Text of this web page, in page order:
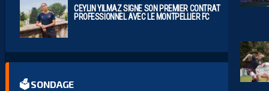
CEYLIN YILMAZ SIGNE SON PREMIER CONTRAT
PROFESSIONNEL AVEC LE MONTPELLIER FC
🗳 SONDAGE